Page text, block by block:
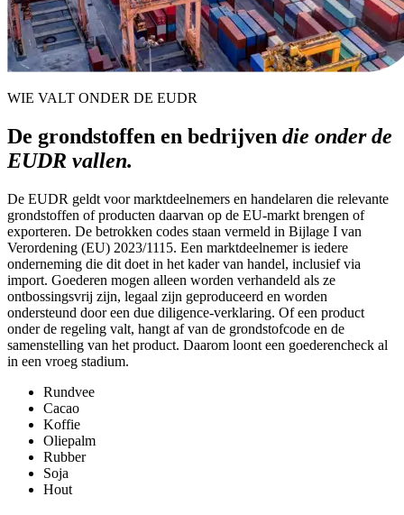
WIE VALT ONDER DE EUDR
De grondstoffen en bedrijven die onder de
EUDR vallen.
De EUDR geldt voor marktdeelnemers en handelaren die relevante
grondstoffen of producten daarvan op de EU-markt brengen of
exporteren. De betrokken codes staan vermeld in Bijlage I van
Verordening (EU) 2023/1115. Een marktdeelnemer is iedere
onderneming die dit doet in het kader van handel, inclusief via
import. Goederen mogen alleen worden verhandeld als ze
ontbossingsvrij zijn, legaal zijn geproduceerd en worden
ondersteund door een due diligence-verklaring. Of een product
onder de regeling valt, hangt af van de grondstofcode en de
samenstelling van het product. Daarom loont een goederencheck al
in een vroeg stadium.
Rundvee
Cacao
Koffie
Oliepalm
Rubber
Soja
Hout